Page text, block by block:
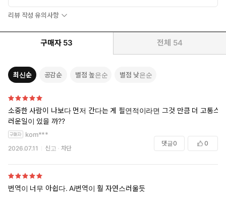
리뷰 작성 유의사항
구매자 53 전체 54
최신순 공감순 별점 높은순 별점 낮은순
소중한 사람이 나보다 먼저 간다는 게 필연적이라면 그것 만큼 더 고통스
러운일이 있을 까??
kom***
2026.07.11 신고 차단
댓글0 0
번역이 너무 아쉽다. Ai번역이 훨 자연스러울듯